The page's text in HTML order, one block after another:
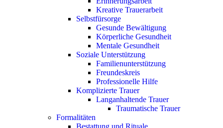
Kreative Trauerarbeit
Selbstfürsorge
Gesunde Bewältigung
Körperliche Gesundheit
Mentale Gesundheit
Soziale Unterstützung
Familienunterstützung
Freundeskreis
Professionelle Hilfe
Komplizierte Trauer
Langanhaltende Trauer
Traumatische Trauer
Formalitäten
Bestattung und Rituale